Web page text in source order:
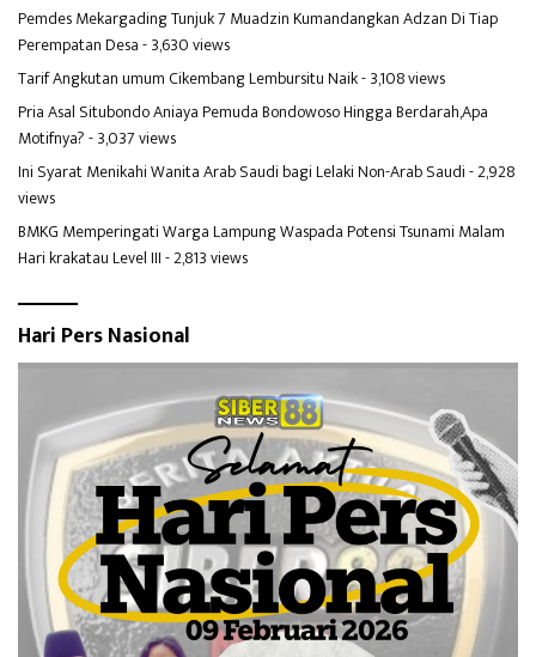
Pemdes Mekargading Tunjuk 7 Muadzin Kumandangkan Adzan Di Tiap
Perempatan Desa- 3,630 views
Tarif Angkutan umum Cikembang Lembursitu Naik- 3,108 views
Pria Asal Situbondo Aniaya Pemuda Bondowoso Hingga Berdarah,Apa
Motifnya?- 3,037 views
Ini Syarat Menikahi Wanita Arab Saudi bagi Lelaki Non-Arab Saudi- 2,928
views
BMKG Memperingati Warga Lampung Waspada Potensi Tsunami Malam
Hari krakatau Level III- 2,813 views
Hari Pers Nasional